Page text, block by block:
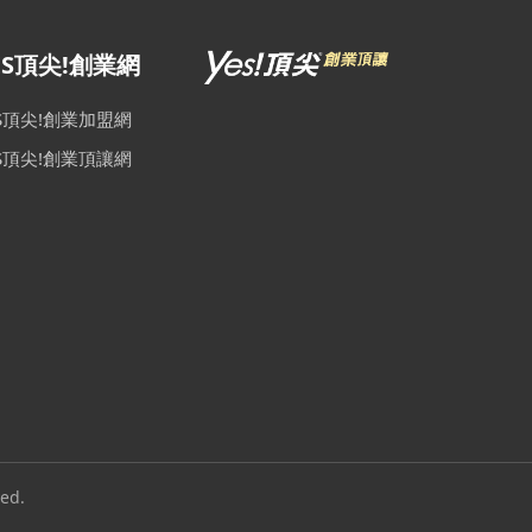
頂尖!創業網
頂尖!創業加盟網
頂尖!創業頂讓網